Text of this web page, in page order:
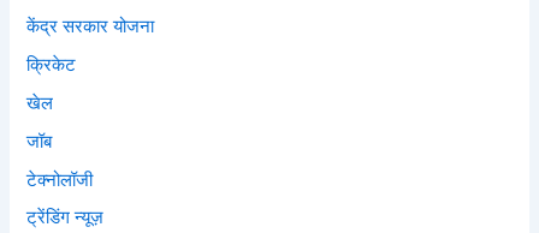
केंद्र सरकार योजना
क्रिकेट
खेल
जॉब
टेक्नोलॉजी
ट्रेंडिंग न्यूज़